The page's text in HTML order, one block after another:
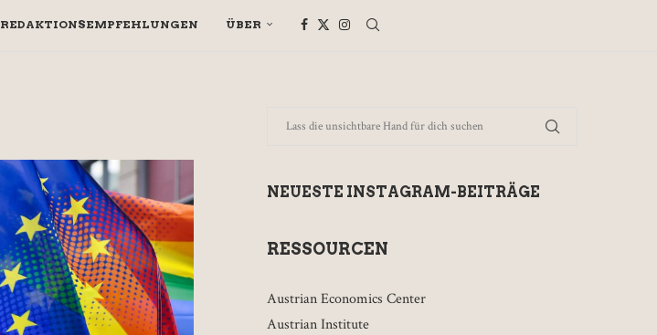
REDAKTIONSEMPFEHLUNGEN ÜBER
NEUESTE INSTAGRAM-BEITRÄGE
RESSOURCEN
Austrian Economics Center
Austrian Institute